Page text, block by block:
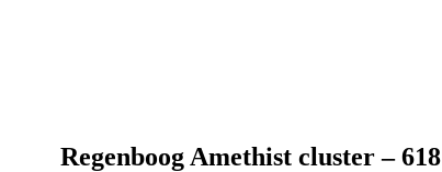
Regenboog Amethist cluster – 618